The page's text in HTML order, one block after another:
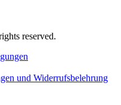
reserved.
und Widerrufsbelehrung